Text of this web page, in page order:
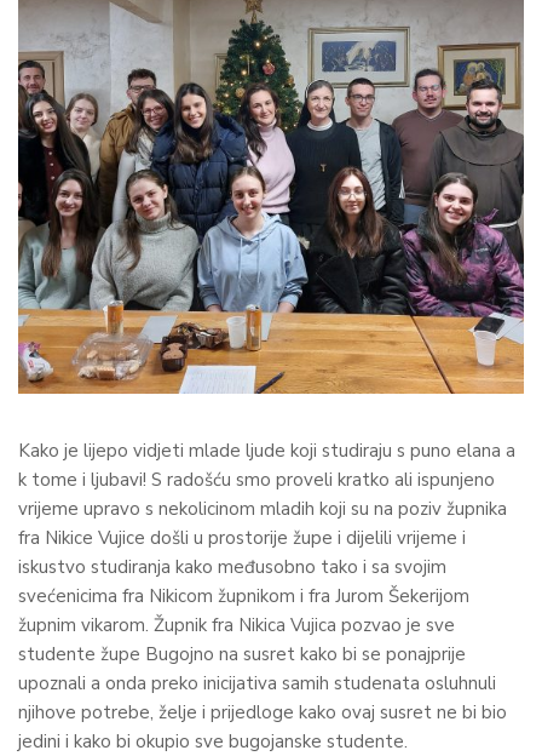
Kako je lijepo vidjeti mlade ljude koji studiraju s puno elana a
k tome i ljubavi! S radošću smo proveli kratko ali ispunjeno
vrijeme upravo s nekolicinom mladih koji su na poziv župnika
fra Nikice Vujice došli u prostorije župe i dijelili vrijeme i
iskustvo studiranja kako međusobno tako i sa svojim
svećenicima fra Nikicom župnikom i fra Jurom Šekerijom
župnim vikarom. Župnik fra Nikica Vujica pozvao je sve
studente župe Bugojno na susret kako bi se ponajprije
upoznali a onda preko inicijativa samih studenata osluhnuli
njihove potrebe, želje i prijedloge kako ovaj susret ne bi bio
jedini i kako bi okupio sve bugojanske studente.